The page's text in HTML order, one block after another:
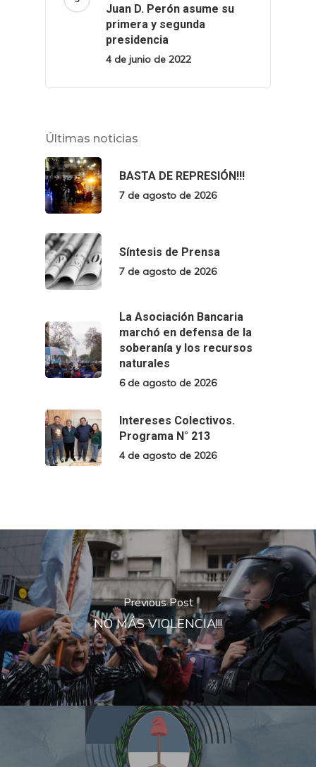
Juan D. Perón asume su
primera y segunda
presidencia
4 de junio de 2022
Últimas noticias
BASTA DE REPRESIÓN!!!
7 de agosto de 2026
Síntesis de Prensa
7 de agosto de 2026
La Asociación Bancaria
marchó en defensa de la
soberanía y los recursos
naturales
6 de agosto de 2026
Intereses Colectivos.
Programa N° 213
4 de agosto de 2026
Previous Post
NO MÁS VIOLENCIA!!!